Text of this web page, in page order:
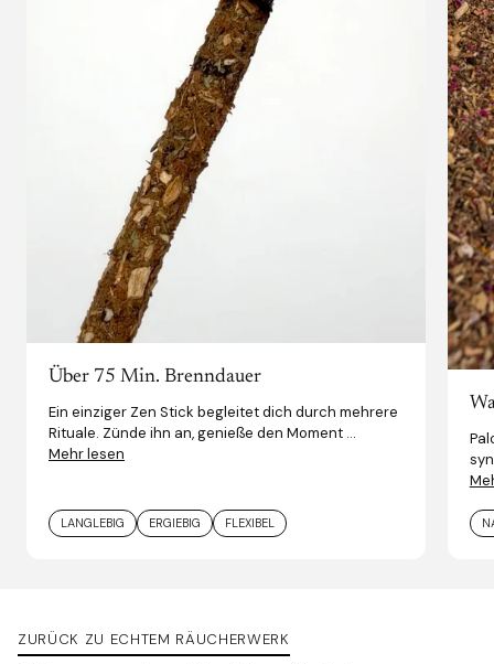
Über 75 Min. Brenndauer
Ein einziger Zen Stick begleitet dich durch mehrere
Rituale. Zünde ihn an, genieße den Moment ...
Mehr lesen
LANGLEBIG ERGIEBIG FLEXIBEL
ZURÜCK ZU ECHTEM RÄUCHERWERK